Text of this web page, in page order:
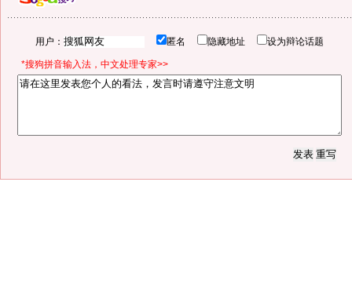
用户： 匿名 隐藏地址 设为辩论话题
*搜狗拼音输入法，中文处理专家>>